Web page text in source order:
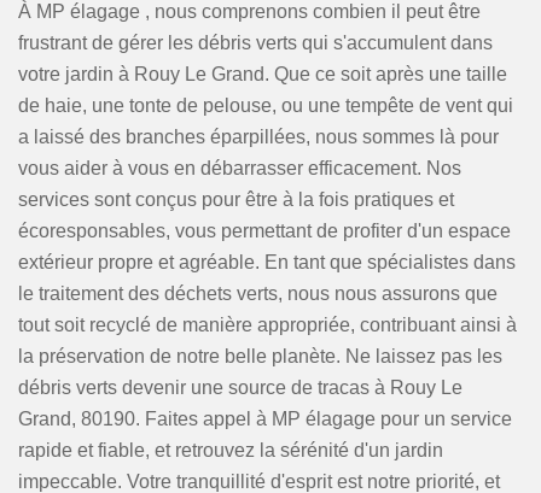
À MP élagage , nous comprenons combien il peut être
frustrant de gérer les débris verts qui s'accumulent dans
votre jardin à Rouy Le Grand. Que ce soit après une taille
de haie, une tonte de pelouse, ou une tempête de vent qui
a laissé des branches éparpillées, nous sommes là pour
vous aider à vous en débarrasser efficacement. Nos
services sont conçus pour être à la fois pratiques et
écoresponsables, vous permettant de profiter d'un espace
extérieur propre et agréable. En tant que spécialistes dans
le traitement des déchets verts, nous nous assurons que
tout soit recyclé de manière appropriée, contribuant ainsi à
la préservation de notre belle planète. Ne laissez pas les
débris verts devenir une source de tracas à Rouy Le
Grand, 80190. Faites appel à MP élagage pour un service
rapide et fiable, et retrouvez la sérénité d'un jardin
impeccable. Votre tranquillité d'esprit est notre priorité, et